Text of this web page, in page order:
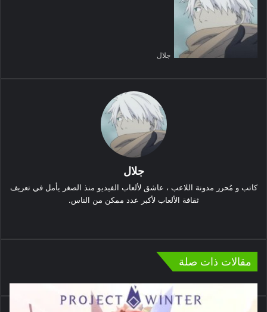
جلال
جلال
كاتب و مُحرر مدونة اللاعب ، عاشق لألعاب الفيديو منذ الصغر يأمل في تعريف
ثقافة الألعاب لأكبر عدد ممكن من الناس.
مقالات ذات صلة